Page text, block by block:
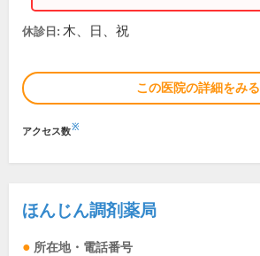
休診日: 木、日、祝
この医院の詳細をみる
アクセス数※
ほんじん調剤薬局
所在地・電話番号